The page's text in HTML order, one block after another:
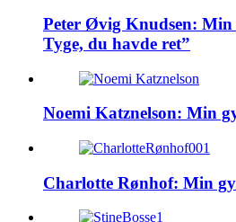
Peter Øvig Knudsen: Min
Tyge, du havde ret”
Noemi Katznelson: Min
Charlotte Rønhof: Min